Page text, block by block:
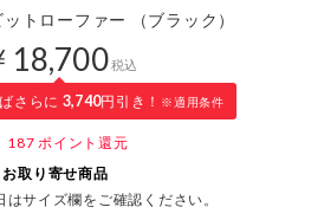
トローファー （ブラック）
18,700税込
さらに 3,740円引き！ ※適用条件
187 ポイント還元
お取り寄せ商品
はサイズ欄をご確認ください。